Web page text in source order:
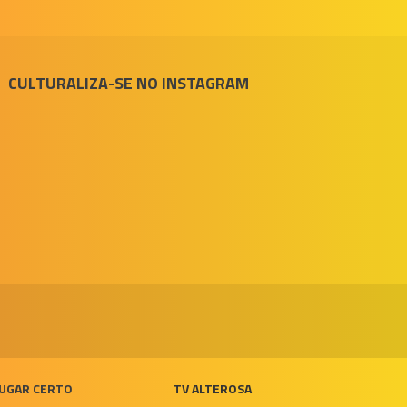
CULTURALIZA-SE NO INSTAGRAM
CERTO TV ALTEROSA